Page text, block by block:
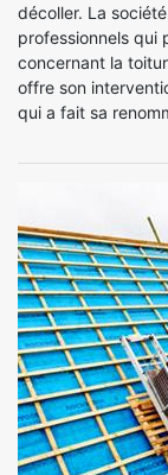
décoller. La
professionnels qui
concernant la
offre son
qui a fait sa